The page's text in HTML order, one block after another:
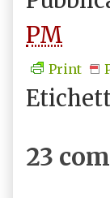
PM
Print
23